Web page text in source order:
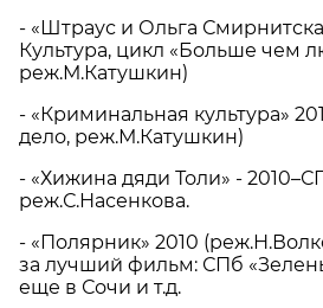
- «Штраус и Ольга
Культура, цикл «Больше чем
реж.М.Катушкин)
- «Криминальная культура»
дело, реж.М.Катушкин)
- «Хижина дяди Толи» -
реж.С.Насенкова.
- «Полярник» 2010
за лучший фильм: СПб
еще в Сочи и т.д.